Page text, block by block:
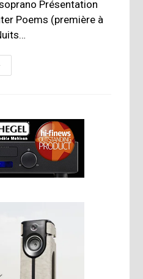
soprano Présentation
Poems (première à